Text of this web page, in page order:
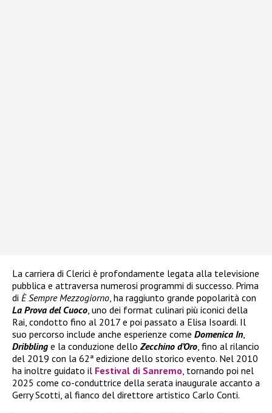
La carriera di Clerici è profondamente legata alla televisione
pubblica e attraversa numerosi programmi di successo. Prima
di È Sempre Mezzogiorno, ha raggiunto grande popolarità con
La Prova del Cuoco, uno dei format culinari più iconici della
Rai, condotto fino al 2017 e poi passato a Elisa Isoardi. Il
suo percorso include anche esperienze come Domenica In,
Dribbling e la conduzione dello Zecchino d’Oro, fino al rilancio
del 2019 con la 62ª edizione dello storico evento. Nel 2010
ha inoltre guidato il Festival di Sanremo, tornando poi nel
2025 come co-conduttrice della serata inaugurale accanto a
Gerry Scotti, al fianco del direttore artistico Carlo Conti.